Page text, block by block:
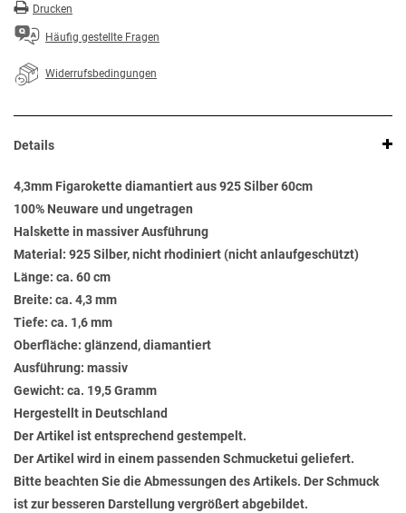
Drucken
Häufig gestellte Fragen
Widerrufsbedingungen
Details
4,3mm Figarokette diamantiert aus 925 Silber 60cm
100% Neuware und ungetragen
Halskette in massiver Ausführung
Material: 925 Silber, nicht rhodiniert (nicht anlaufgeschützt)
Länge: ca. 60 cm
Breite: ca. 4,3 mm
Tiefe: ca. 1,6 mm
Oberfläche: glänzend, diamantiert
Ausführung: massiv
Gewicht: ca. 19,5 Gramm
Hergestellt in Deutschland
Der Artikel ist entsprechend gestempelt.
Der Artikel wird in einem passenden Schmucketui geliefert.
Bitte beachten Sie die Abmessungen des Artikels. Der Schmuck
ist zur besseren Darstellung vergrößert abgebildet.